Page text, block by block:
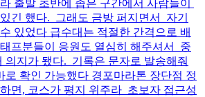
출발 초반에 좁은 구간에서 사람들이
긴 했다. 그래도 금방 퍼지면서 자기
있었다 급수대는 적절한 간격으로 배
프분들이 응원도 열심히 해주셔서 중
의지가 됐다. 기록은 문자로 발송해줘
확인 가능했다 경포마라톤 장단점 정
면, 코스가 평지 위주라 초보자 접근성